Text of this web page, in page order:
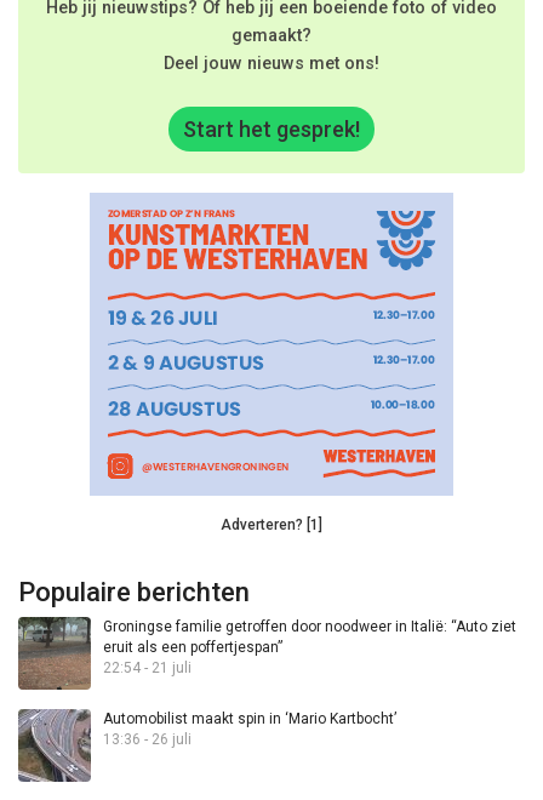
Heb jij nieuwstips? Of heb jij een boeiende foto of video
gemaakt?
Deel jouw nieuws met ons!
Start het gesprek!
Adverteren? [1]
Populaire berichten
Groningse familie getroffen door noodweer in Italië: “Auto ziet
eruit als een poffertjespan”
22:54 - 21 juli
Automobilist maakt spin in ‘Mario Kartbocht’
13:36 - 26 juli